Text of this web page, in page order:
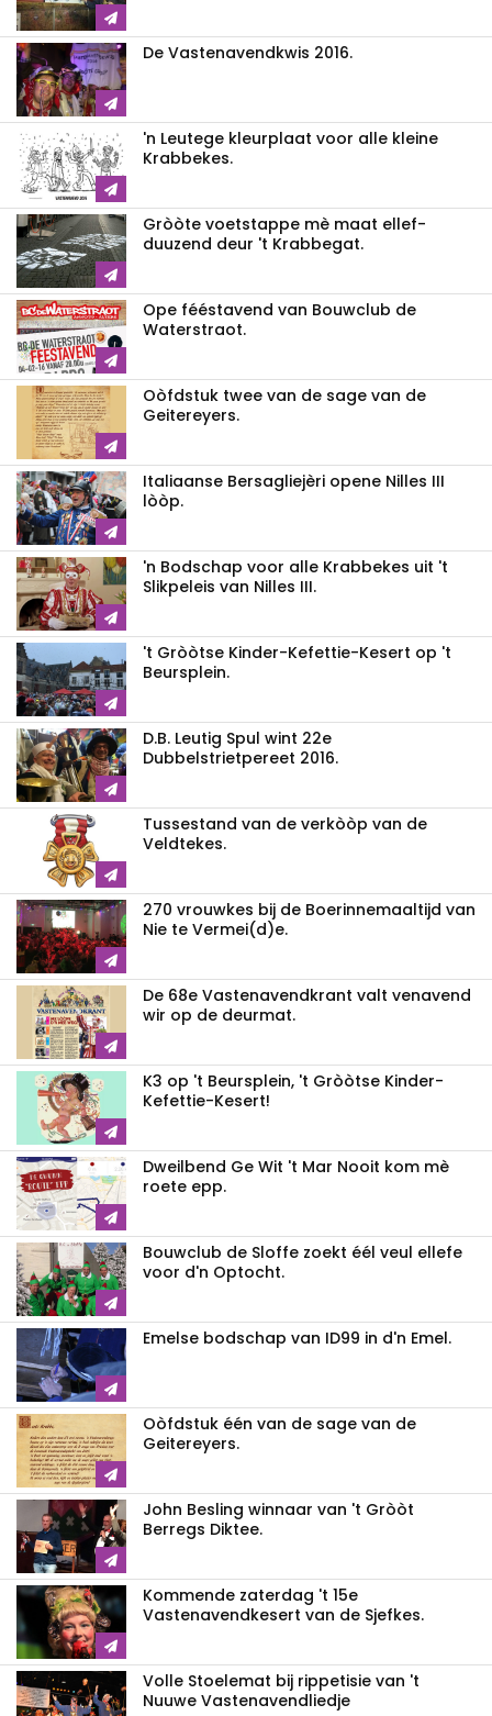
De Vastenavendkwis 2016.
'n Leutege kleurplaat voor alle kleine
Krabbekes.
Gròòte voetstappe mè maat ellef-
duuzend deur 't Krabbegat.
Ope fééstavend van Bouwclub de
Waterstraot.
Oòfdstuk twee van de sage van de
Geitereyers.
Italiaanse Bersagliejèri opene Nilles III
lòòp.
'n Bodschap voor alle Krabbekes uit 't
Slikpeleis van Nilles III.
't Gròòtse Kinder-Kefettie-Kesert op 't
Beursplein.
D.B. Leutig Spul wint 22e
Dubbelstrietpereet 2016.
Tussestand van de verkòòp van de
Veldtekes.
270 vrouwkes bij de Boerinnemaaltijd van
Nie te Vermei(d)e.
De 68e Vastenavendkrant valt venavend
wir op de deurmat.
K3 op 't Beursplein, 't Gròòtse Kinder-
Kefettie-Kesert!
Dweilbend Ge Wit 't Mar Nooit kom mè
roete epp.
Bouwclub de Sloffe zoekt éél veul ellefe
voor d'n Optocht.
Emelse bodschap van ID99 in d'n Emel.
Oòfdstuk één van de sage van de
Geitereyers.
John Besling winnaar van 't Gròòt
Berregs Diktee.
Kommende zaterdag 't 15e
Vastenavendkesert van de Sjefkes.
Volle Stoelemat bij rippetisie van 't
Nuuwe Vastenavendliedje